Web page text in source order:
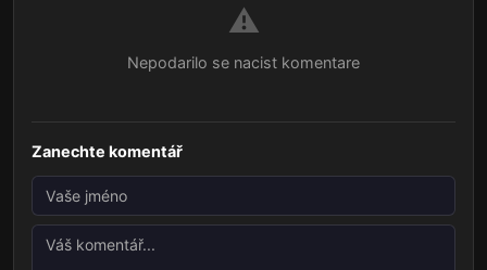
⚠️
Nepodarilo se nacist komentare
Zanechte komentář